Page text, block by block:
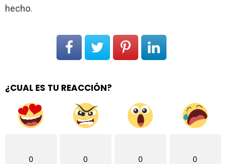
hecho.
¿CUAL ES TU REACCIÓN?
0 0 0 0